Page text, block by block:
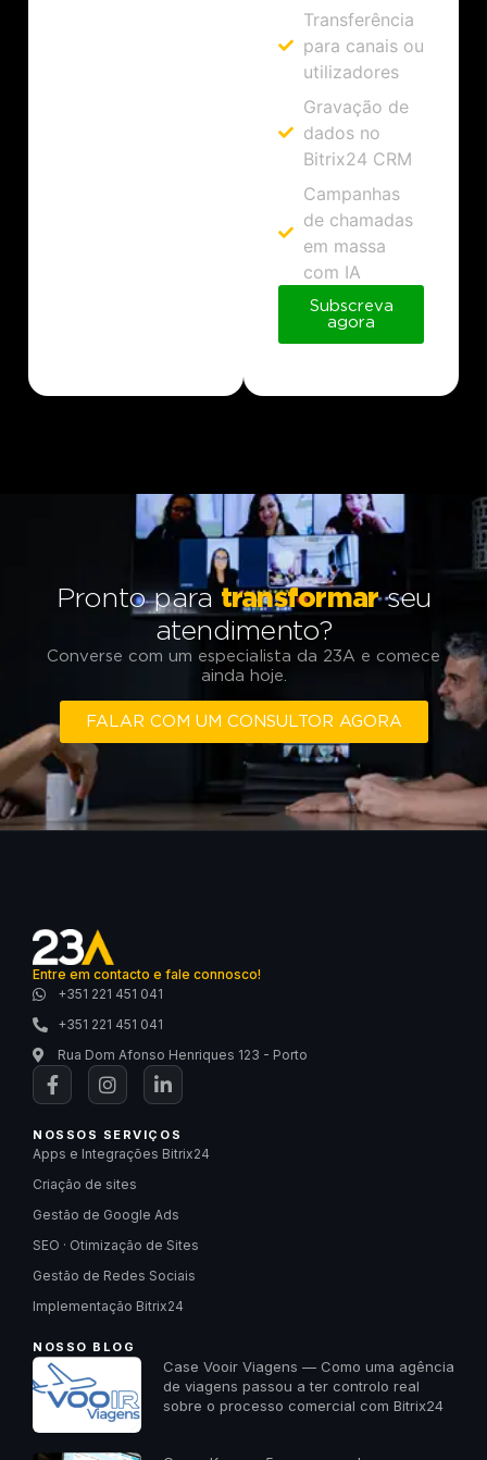
Transferência
para canais ou
utilizadores
Gravação de
dados no
Bitrix24 CRM
Campanhas
de chamadas
em massa
com IA
Subscreva
agora
Pronto para transformarseu
atendimento?
Converse com um especialista da 23A e comece
ainda hoje.
FALAR COM UM CONSULTOR AGORA
Entre em contacto e fale connosco!
+351 221 451 041
+351 221 451 041
Rua Dom Afonso Henriques 123 - Porto
NOSSOS SERVIÇOS
Apps e Integrações Bitrix24
Criação de sites
Gestão de Google Ads
SEO · Otimização de Sites
Gestão de Redes Sociais
Implementação Bitrix24
NOSSO BLOG
Case Vooir Viagens — Como uma agência
de viagens passou a ter controlo real
sobre o processo comercial com Bitrix24